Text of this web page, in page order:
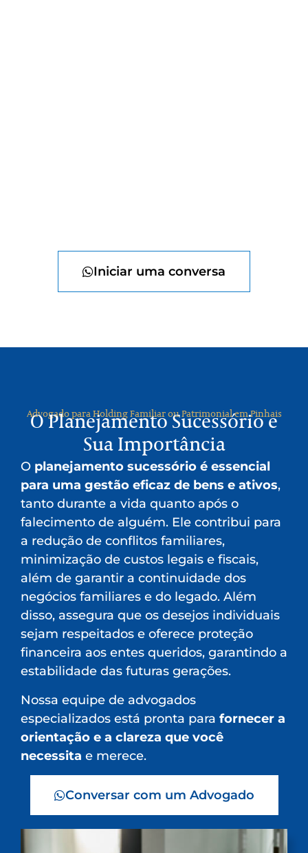
Iniciar uma conversa
Advogado para Holding Familiar ou Patrimonial em Pinhais
O Planejamento Sucessório e
Sua Importância
O planejamento sucessório é essencial
para uma gestão eficaz de bens e ativos,
tanto durante a vida quanto após o
falecimento de alguém. Ele contribui para
a redução de conflitos familiares,
minimização de custos legais e fiscais,
além de garantir a continuidade dos
negócios familiares e do legado. Além
disso, assegura que os desejos individuais
sejam respeitados e oferece proteção
financeira aos entes queridos, garantindo a
estabilidade das futuras gerações.
Nossa equipe de advogados
especializados está pronta para fornecer a
orientação e a clareza que você
necessita e merece.
Conversar com um Advogado